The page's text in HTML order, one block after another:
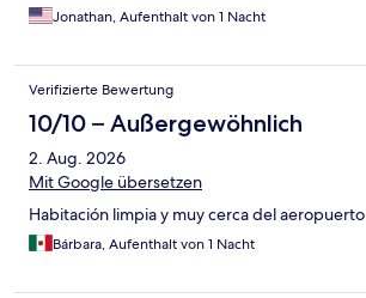
Jonathan, Aufenthalt von 1 Nacht
Verifizierte Bewertung
10/10 – Außergewöhnlich
2. Aug. 2026
Mit Google übersetzen
Habitación limpia y muy cerca del aeropuerto
Bárbara, Aufenthalt von 1 Nacht